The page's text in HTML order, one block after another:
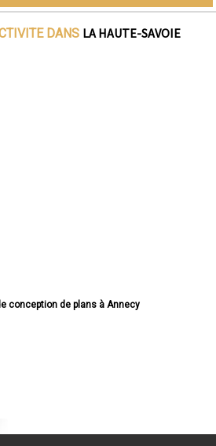
DANS LA HAUTE-SAVOIE
conception de plans à Annecy
conception de plans à Cluses
conception de plans à Rumilly
conception de plans à Bonneville